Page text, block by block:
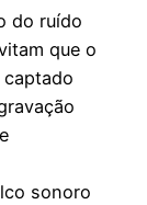
do ruído
que o
captado
sonoro